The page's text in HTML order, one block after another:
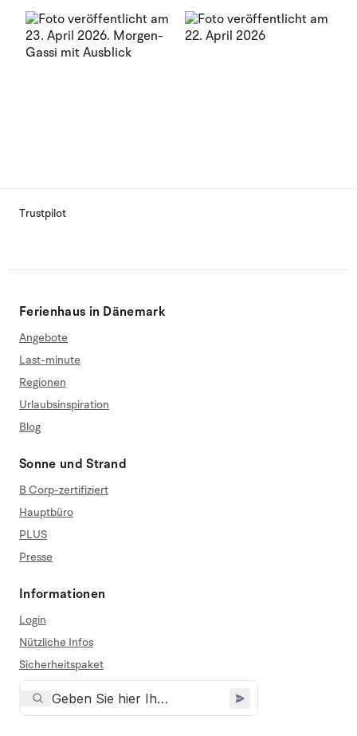
Trustpilot
Ferienhaus in Dänemark
Angebote
Last-minute
Regionen
Urlaubsinspiration
Blog
Sonne und Strand
B Corp-zertifiziert
Hauptbüro
PLUS
Presse
Informationen
Login
Nützliche Infos
Sicherheitspaket